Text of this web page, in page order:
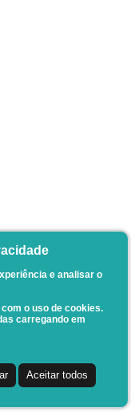
e analisar o
o uso de cookies.
carregando em
Aceitar todos